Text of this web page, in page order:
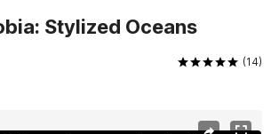
Stylized Oceans
(14)